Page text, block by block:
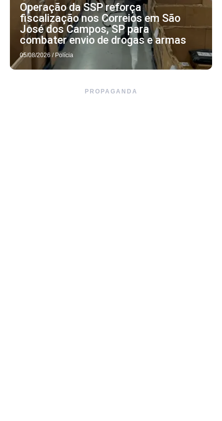
Operação da SSP reforça
fiscalização nos Correios em São
José dos Campos, SP para
combater envio de drogas e armas
05/08/2026 / Polícia
PROPAGANDA